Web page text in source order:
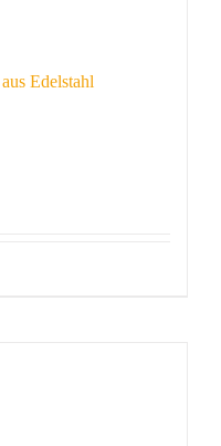
Edelstahl